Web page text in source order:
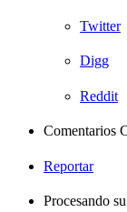
Twitter
Digg
Reddit
Comentarios
Reportar
Procesando